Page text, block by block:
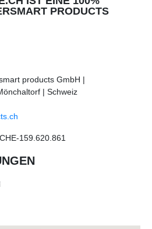
PRODUCTS
products GmbH |
| Schweiz
159.620.861